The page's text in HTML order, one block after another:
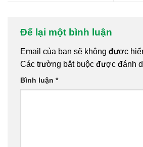
Để lại một bình luận
Email của bạn sẽ không được
Các trường bắt buộc được đánh
Bình luận *